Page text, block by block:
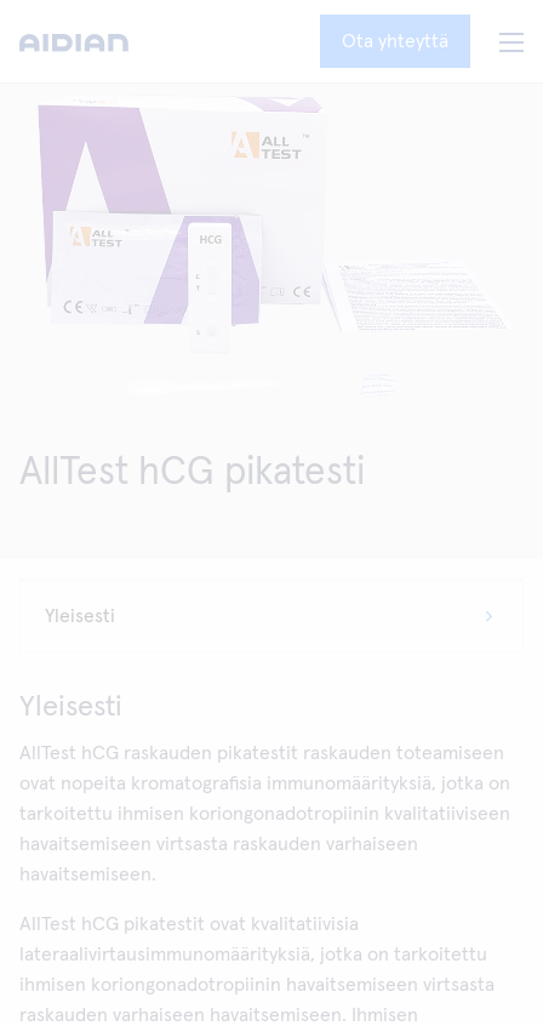
Ota yhteyttä
AllTest hCG pikatesti
Yleisesti
AllTest hCG raskauden pikatestit raskauden toteamiseen
ovat nopeita kromatografisia immunomäärityksiä, jotka on
tarkoitettu ihmisen koriongonadotropiinin kvalitatiiviseen
havaitsemiseen virtsasta raskauden varhaiseen
havaitsemiseen.
AllTest hCG pikatestit ovat kvalitatiivisia
lateraalivirtausimmunomäärityksiä, jotka on tarkoitettu
ihmisen koriongonadotropiinin havaitsemiseen virtsasta
raskauden varhaiseen havaitsemiseen. Ihmisen